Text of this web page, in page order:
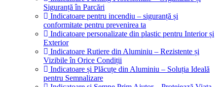
Siguranță în Parcări
Indicatoare pentru incendiu – siguranță și
conformitate pentru prevenirea ta
Indicatoare personalizate din plastic pentru Interior și
Exterior
Indicatoare Rutiere din Aluminiu – Rezistente și
Vizibile în Orice Condiții
Indicatoare și Plăcuțe din Aluminiu – Soluția Ideală
pentru Semnalizare